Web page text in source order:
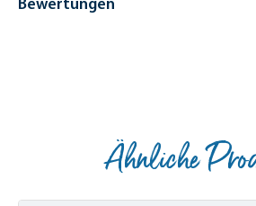
Ähnliche